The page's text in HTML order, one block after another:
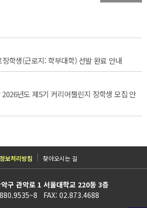
학생(근로지: 학부대학) 선발 완료 안내
년도 제5기 커리어챌린지 장학생 모집 안
보처리방침 찾아오시는 길
구 관악로 1 서울대학교 220동 3층
FAX: 02.873.4688